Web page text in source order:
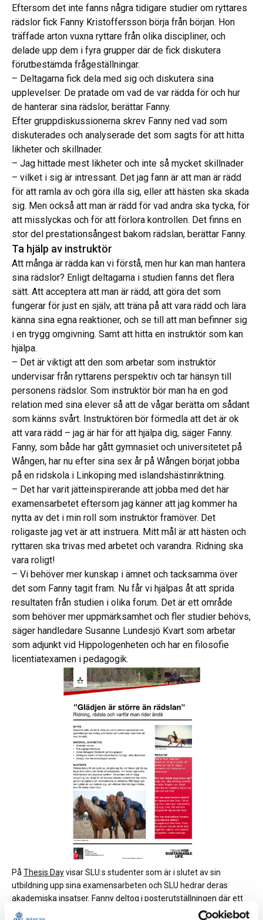
Eftersom det inte fanns några tidigare studier om ryttares
rädslor fick Fanny Kristoffersson börja från början. Hon
träffade arton vuxna ryttare från olika discipliner, och
delade upp dem i fyra grupper där de fick diskutera
förutbestämda frågeställningar.
– Deltagarna fick dela med sig och diskutera sina
upplevelser. De pratade om vad de var rädda för och hur
de hanterar sina rädslor, berättar Fanny.
Efter gruppdiskussionerna skrev Fanny ned vad som
diskuterades och analyserade det som sagts för att hitta
likheter och skillnader.
– Jag hittade mest likheter och inte så mycket skillnader
– vilket i sig är intressant. Det jag fann är att man är rädd
för att ramla av och göra illa sig, eller att hästen ska skada
sig. Men också att man är rädd för vad andra ska tycka, för
att misslyckas och för att förlora kontrollen. Det finns en
stor del prestationsångest bakom rädslan, berättar Fanny.
Ta hjälp av instruktör
Att många är rädda kan vi förstå, men hur kan man hantera
sina rädslor? Enligt deltagarna i studien fanns det flera
sätt. Att acceptera att man är rädd, att göra det som
fungerar för just en själv, att träna på att vara rädd och lära
känna sina egna reaktioner, och se till att man befinner sig
i en trygg omgivning. Samt att hitta en instruktör som kan
hjälpa.
– Det är viktigt att den som arbetar som instruktör
undervisar från ryttarens perspektiv och tar hänsyn till
personens rädslor. Som instruktör bör man ha en god
relation med sina elever så att de vågar berätta om sådant
som känns svårt. Instruktören bör förmedla att det är ok
att vara rädd – jag är här för att hjälpa dig, säger Fanny.
Fanny, som både har gått gymnasiet och universitetet på
Wången, har nu efter sina sex år på Wången börjat jobba
på en ridskola i Linköping med islandshästinriktning.
– Det har varit jätteinspirerande att jobba med det här
examensarbetet eftersom jag känner att jag kommer ha
nytta av det i min roll som instruktör framöver. Det
roligaste jag vet är att instruera. Mitt mål är att hästen och
ryttaren ska trivas med arbetet och varandra. Ridning ska
vara roligt!
– Vi behöver mer kunskap i ämnet och tacksamma över
det som Fanny tagit fram. Nu får vi hjälpas åt att sprida
resultaten från studien i olika forum. Det är ett område
som behöver mer uppmärksamhet och fler studier behövs,
säger handledare Susanne Lundesjö Kvart som arbetar
som adjunkt vid Hippologenheten och har en filosofie
licentiatexamen i pedagogik.
På Thesis Dayvisar SLU:s studenter som är i slutet av sin
utbildning upp sina examensarbeten och SLU hedrar deras
akademiska insatser. Fanny deltog i posterutställningen där ett
hundratal studenter ställde ut sina exjobb.